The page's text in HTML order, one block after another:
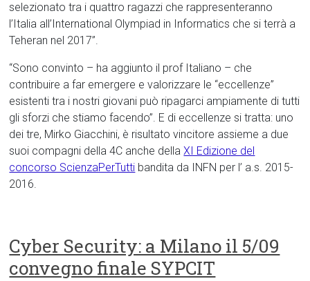
selezionato tra i quattro ragazzi che rappresenteranno
l’Italia all’International Olympiad in Informatics che si terrà a
Teheran nel 2017”.
“Sono convinto – ha aggiunto il prof Italiano – che
contribuire a far emergere e valorizzare le “eccellenze”
esistenti tra i nostri giovani può ripagarci ampiamente di tutti
gli sforzi che stiamo facendo”. E di eccellenze si tratta: uno
dei tre, Mirko Giacchini, è risultato vincitore assieme a due
suoi compagni della 4C anche dellaXI Edizione del
concorso ScienzaPerTutti bandita da INFN per l’ a.s. 2015-
2016.
Cyber Security: a Milano il 5/09
convegno finale SYPCIT